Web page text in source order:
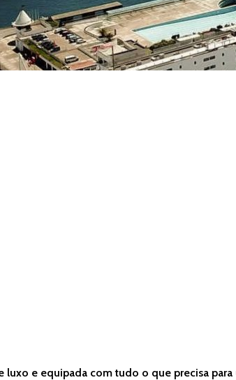
luxo e equipada com tudo o que precisa